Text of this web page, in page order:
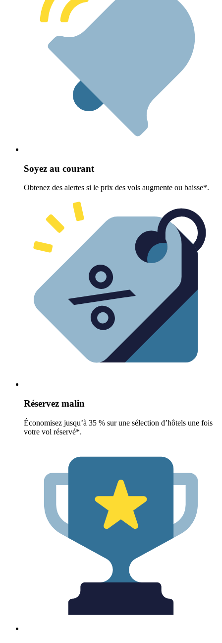
Soyez au courant
Obtenez des alertes si le prix des vols augmente ou baisse*.
Réservez malin
Économisez jusqu’à 35 % sur une sélection d’hôtels une fois
votre vol réservé*.